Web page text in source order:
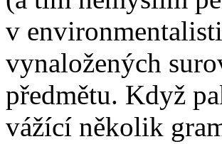
v
vynaložených
předmětu. Když
vážící několik